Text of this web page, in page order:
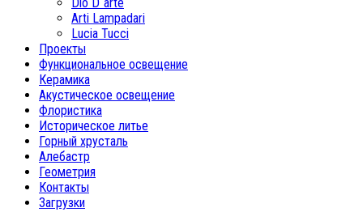
Dio D`arte
Arti Lampadari
Lucia Tucci
Проекты
Функциональное освещение
Керамика
Акустическое освещение
Флористика
Историческое литье
Горный хрусталь
Алебастр
Геометрия
Контакты
Загрузки